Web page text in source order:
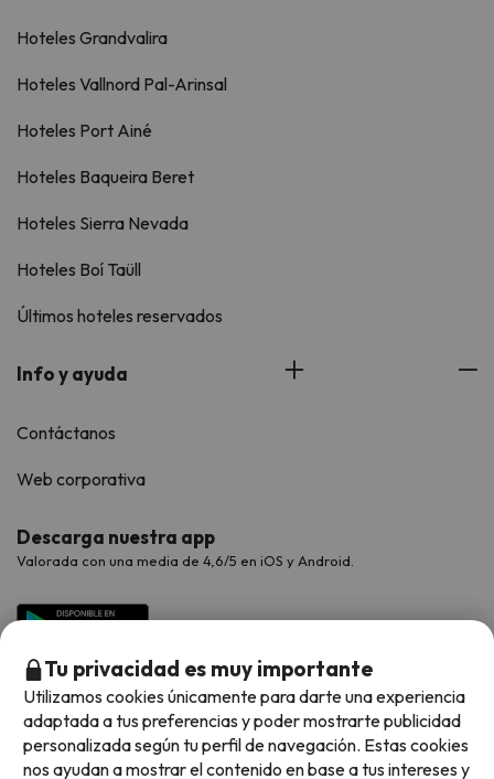
Hoteles Grandvalira
Hoteles Vallnord Pal-Arinsal
Hoteles Port Ainé
Hoteles Baqueira Beret
Hoteles Sierra Nevada
Hoteles Boí Taüll
Últimos hoteles reservados
Info y ayuda
Contáctanos
Web corporativa
Descarga nuestra app
Valorada con una media de 4,6/5 en iOS y Android.
Tu privacidad es muy importante
Utilizamos cookies únicamente para darte una experiencia
adaptada a tus preferencias y poder mostrarte publicidad
personalizada según tu perfil de navegación. Estas cookies
nos ayudan a mostrar el contenido en base a tus intereses y